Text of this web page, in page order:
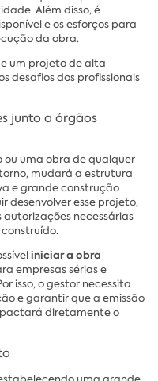
Além disso, é
e os esforços para
da obra.
um projeto de alta
desafios dos profissionais
junto a órgãos
uma obra de qualquer
mudará a estrutura
e grande construção
desenvolver esse projeto,
necessárias
iniciar a obra
empresas sérias e
isso, o gestor necessita
e garantir que a emissão
diretamente o